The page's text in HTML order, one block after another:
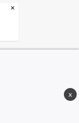
×
x